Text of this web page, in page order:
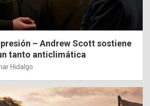
presión – Andrew Scott sostiene
tanto anticlimática
Hidalgo